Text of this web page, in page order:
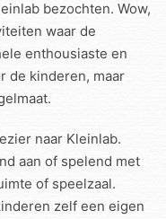
bezochten. Wow,
waar de
enthousiaste en
de kinderen, maar
naar Kleinlab.
aan of spelend met
of speelzaal.
zelf een eigen